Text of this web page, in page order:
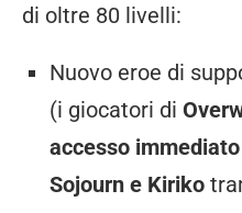
di oltre 80 livelli:
Nuovo eroe di
(i giocatori di
accesso
Sojourn e Kiriko